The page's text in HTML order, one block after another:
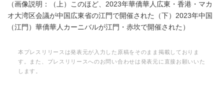
（画像説明：（上）このほど、2023年華僑華人広東・香港・マカ
オ大湾区会議が中国広東省の江門で開催された（下）2023年中国
（江門）華僑華人カーニバルが江門・赤坎で開催された）
本プレスリリースは発表元が入力した原稿をそのまま掲載しておりま
す。また、プレスリリースへのお問い合わせは発表元に直接お願いいた
します。